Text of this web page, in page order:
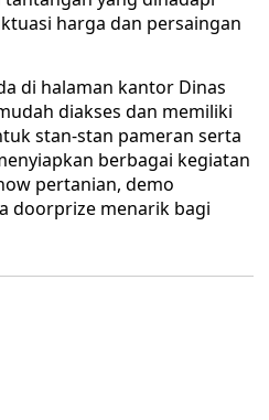
harga dan persaingan
di halaman kantor Dinas
diakses dan memiliki
stan-stan pameran serta
berbagai kegiatan
pertanian, demo
doorprize menarik bagi